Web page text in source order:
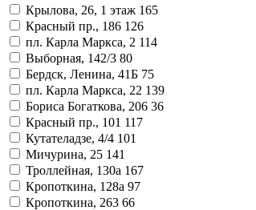
Крылова, 26, 1 этаж 165
Красный пр., 186 126
пл. Карла Маркса, 2 114
Выборная, 142/3 80
Бердск, Ленина, 41Б 75
пл. Карла Маркса, 22 139
Бориса Богаткова, 206 36
Красный пр., 101 117
Кутателадзе, 4/4 101
Мичурина, 25 141
Троллейная, 130а 167
Кропоткина, 128а 97
Кропоткина, 263 66